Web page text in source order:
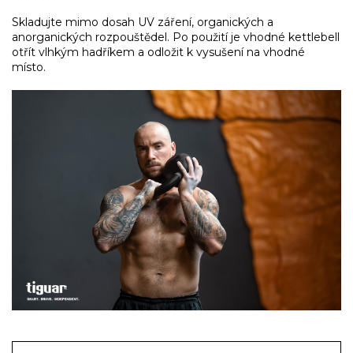
Skladujte mimo dosah UV záření, organických a
anorganických rozpouštědel. Po použití je vhodné kettlebell
otřít vlhkým hadříkem a odložit k vysušení na vhodné
místo.